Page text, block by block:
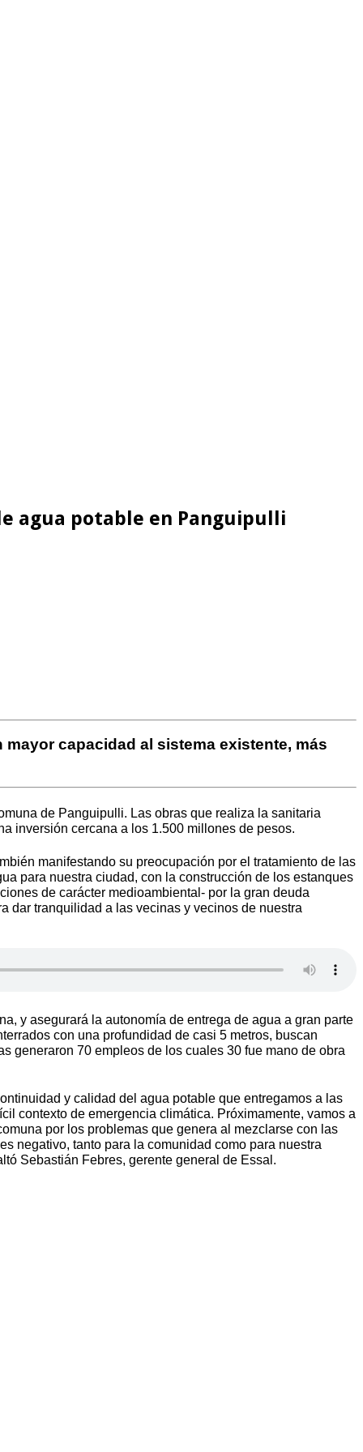
agua potable en Panguipulli
capacidad al sistema existente, más
de Panguipulli. Las obras que realiza la sanitaria
inversión cercana a los 1.500 millones de pesos.
manifestando su preocupación por el tratamiento de las
para nuestra ciudad, con la construcción de los estanques
de carácter medioambiental- por la gran deuda
dar tranquilidad a las vecinas y vecinos de nuestra
y asegurará la autonomía de entrega de agua a gran parte
con una profundidad de casi 5 metros, buscan
generaron 70 empleos de los cuales 30 fue mano de obra
y calidad del agua potable que entregamos a las
contexto de emergencia climática. Próximamente, vamos a
por los problemas que genera al mezclarse con las
negativo, tanto para la comunidad como para nuestra
Sebastián Febres, gerente general de Essal.